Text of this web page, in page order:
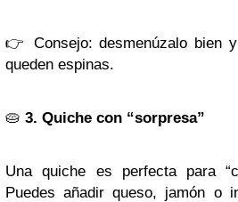
👉
Consejo: desmenúzalo bien
queden espinas.
🥧 3. Quiche con “sorpresa”
Una quiche es perfecta para
Puedes añadir queso, jamón o